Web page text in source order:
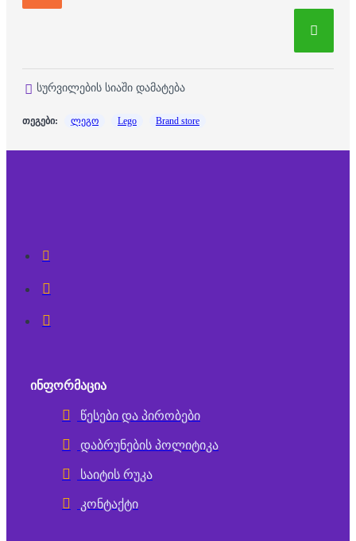
სურვილების სიაში დამატება
თეგები: ლეგო Lego Brand store
ᲘᲜᲤᲝᲠᲛᲐᲪᲘᲐ
წესები და პირობები
დაბრუნების პოლიტიკა
საიტის რუკა
კონტაქტი